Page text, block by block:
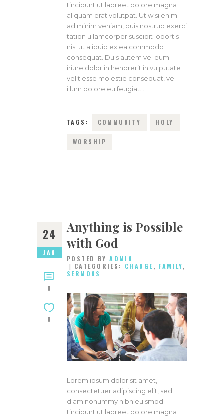
tincidunt ut laoreet dolore magna
aliquam erat volutpat. Ut wisi enim
ad minim veniam, quis nostrud exerci
tation ullamcorper suscipit lobortis
nisl ut aliquip ex ea commodo
consequat. Duis autem vel eum
iriure dolor in hendrerit in vulputate
velit esse molestie consequat, vel
illum dolore eu feugiat…
TAGS: COMMUNITY HOLY
WORSHIP
24
JAN
0
0
Anything is Possible
with God
POSTED BYADMIN
CATEGORIES: CHANGE, FAMILY,
SERMONS
Lorem ipsum dolor sit amet,
consectetuer adipiscing elit, sed
diam nonummy nibh euismod
tincidunt ut laoreet dolore magna